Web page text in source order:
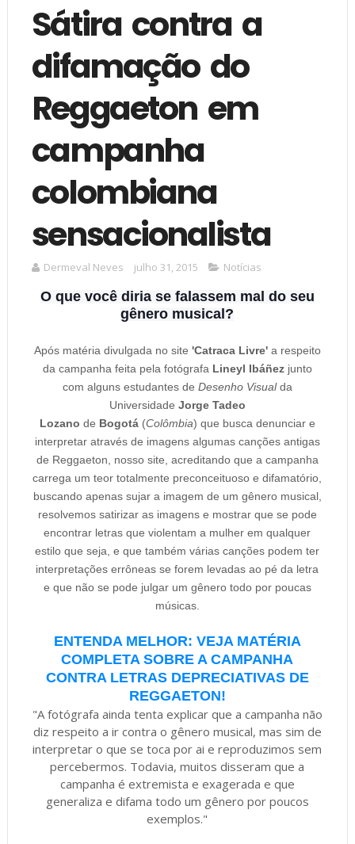
Sátira contra a
difamação do
Reggaeton em
campanha
colombiana
sensacionalista
Dermeval Neves julho 31, 2015 Notícias
O que você diria se falassem mal do seu
gênero musical?
Após matéria divulgada no site 'Catraca Livre'a respeito
da campanha feita pela fotógrafa Lineyl Ibáñezjunto
com alguns estudantes de Desenho Visualda
Universidade Jorge Tadeo
Lozano de Bogotá(Colômbia) que busca denunciar e
interpretar através de imagens algumas canções antigas
de Reggaeton, nosso site, acreditando que a campanha
carrega um teor totalmente preconceituoso e difamatório,
buscando apenas sujar a imagem de um gênero musical,
resolvemos satirizar as imagens e mostrar que se pode
encontrar letras que violentam a mulher em qualquer
estilo que seja, e que também várias canções podem ter
interpretações errôneas se forem levadas ao pé da letra
e que não se pode julgar um gênero todo por poucas
músicas.
ENTENDA MELHOR: VEJA MATÉRIA
COMPLETA SOBRE A CAMPANHA
CONTRA LETRAS DEPRECIATIVAS DE
REGGAETON!
"A fotógrafa ainda tenta explicar que a campanha não
diz respeito a ir contra o gênero musical, mas sim de
interpretar o que se toca por ai e reproduzimos sem
percebermos. Todavia, muitos disseram que a
campanha é extremista e exagerada e que
generaliza e difama todo um gênero por poucos
exemplos."